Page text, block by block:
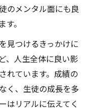
のメンタル面にも良
。
見つけるきっかけに
、人生全体に良い影
れています。成績の
く、生徒の成長を多
はリアルに伝えてく